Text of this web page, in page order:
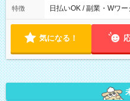
00
特徴 日払いOK / 副業・Wワー
気になる！